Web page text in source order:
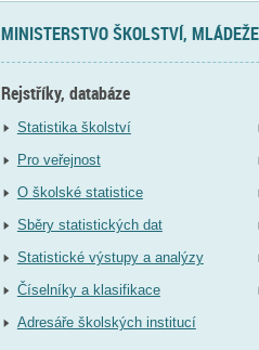
MINISTERSTVO ŠKOLSTVÍ,
Rejstříky, databáze
Statistika školství
Pro veřejnost
O školské statistice
Sběry statistických dat
Statistické výstupy a analýzy
Číselníky a klasifikace
Adresáře školských institucí